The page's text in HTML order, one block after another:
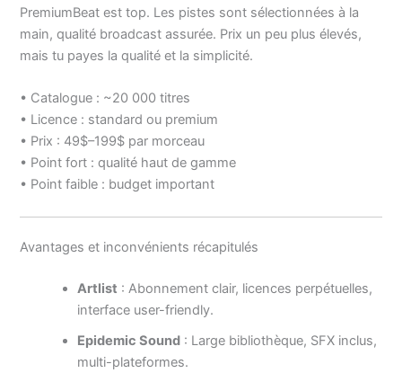
PremiumBeat est top. Les pistes sont sélectionnées à la
main, qualité broadcast assurée. Prix un peu plus élevés,
mais tu payes la qualité et la simplicité.
• Catalogue : ~20 000 titres
• Licence : standard ou premium
• Prix : 49$–199$ par morceau
• Point fort : qualité haut de gamme
• Point faible : budget important
Avantages et inconvénients récapitulés
Artlist : Abonnement clair, licences perpétuelles,
interface user-friendly.
Epidemic Sound : Large bibliothèque, SFX inclus,
multi-plateformes.